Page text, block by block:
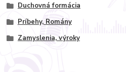
Duchovná formácia
Príbehy, Romány
Zamyslenia, výroky